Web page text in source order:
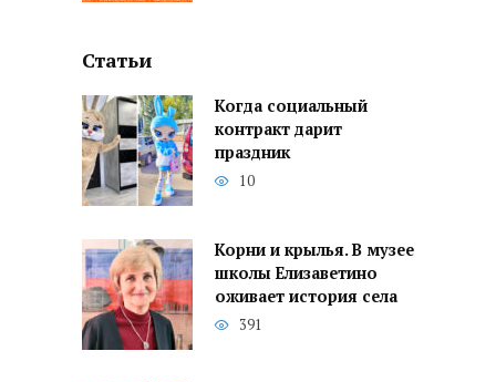
Статьи
Когда социальный
контракт дарит
праздник
10
Корни и крылья. В музее
школы Елизаветино
оживает история села
391